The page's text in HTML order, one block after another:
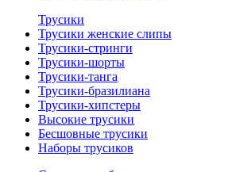
Трусики
Трусики женские слипы
Трусики-стринги
Трусики-шорты
Трусики-танга
Трусики-бразилиана
Трусики-хипстеры
Высокие трусики
Бесшовные трусики
Наборы трусиков